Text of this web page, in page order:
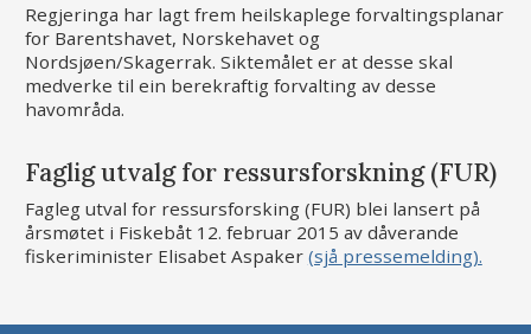
Regjeringa har lagt frem heilskaplege forvaltingsplanar
for Barentshavet, Norskehavet og
Nordsjøen/Skagerrak. Siktemålet er at desse skal
medverke til ein berekraftig forvalting av desse
havområda.
Faglig utvalg for ressursforskning (FUR)
Fagleg utval for ressursforsking (FUR) blei lansert på
årsmøtet i Fiskebåt 12. februar 2015 av dåverande
fiskeriminister Elisabet Aspaker (sjå pressemelding).